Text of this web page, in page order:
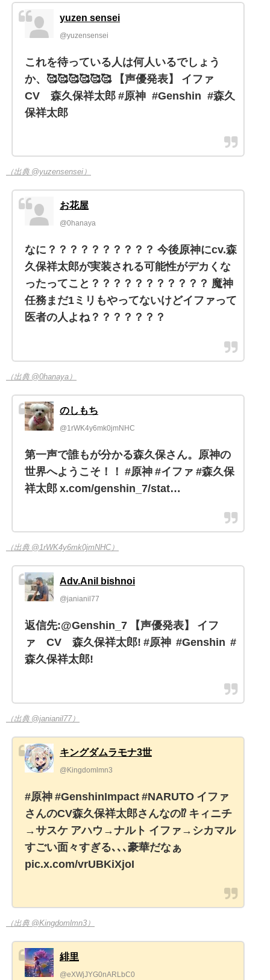
yuzen sensei
@yuzensensei
これを待っている人は何人いるでしょう
か、🥰🥰🥰🥰🥰🥰 【声優発表】 イファ
CV 森久保祥太郎 #原神 #Genshin #森久
保祥太郎
（出典 @yuzensensei）
お花屋
@0hanaya
なに？？？？？？？？？？ 今後原神にcv.森
久保祥太郎が実装される可能性がデカくな
ったってこと？？？？？？？？？？？ 魔神
任務まだ1ミリもやってないけどイファって
医者の人よね？？？？？？？
（出典 @0hanaya）
のしもち
@1rWK4y6mk0jmNHC
第一声で誰もが分かる森久保さん。原神の
世界へようこそ！！ #原神 #イファ #森久保
祥太郎 x.com/genshin_7/stat…
（出典 @1rWK4y6mk0jmNHC）
Adv.Anil bishnoi
@janianil77
返信先:@Genshin_7 【声優発表】 イフ
ァ CV 森久保祥太郎! #原神 #Genshin #
森久保祥太郎!
（出典 @janianil77）
キングダムラモナ3世
@Kingdomlmn3
#原神 #GenshinImpact #NARUTO イファ
さんのCV森久保祥太郎さんなの⁉️ キィニチ
→サスケ アハウ→ナルト イファ→シカマル
すごい面々すぎる､､､豪華だなぁ
pic.x.com/vrUBKiXjoI
（出典 @Kingdomlmn3）
緋里
@eXWjJYG0nARLbC0